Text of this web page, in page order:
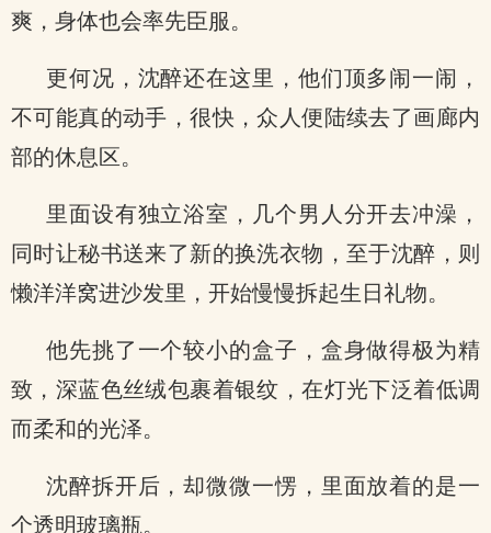
爽，身体也会率先臣服。
更何况，沈醉还在这里，他们顶多闹一闹，
不可能真的动手，很快，众人便陆续去了画廊内
部的休息区。
里面设有独立浴室，几个男人分开去冲澡，
同时让秘书送来了新的换洗衣物，至于沈醉，则
懒洋洋窝进沙发里，开始慢慢拆起生日礼物。
他先挑了一个较小的盒子，盒身做得极为精
致，深蓝色丝绒包裹着银纹，在灯光下泛着低调
而柔和的光泽。
沈醉拆开后，却微微一愣，里面放着的是一
个透明玻璃瓶。